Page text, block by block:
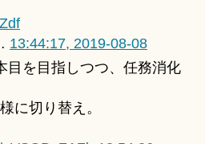
13:44:17, 2019-08-08
目を目指しつつ、任務消化
に切り替え。